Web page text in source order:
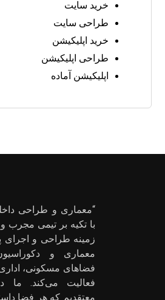
خرید سایت
طراحی سایت
خرید اپلیکیشن
طراحی اپلیکیشن
اپلیکیشن آماده
“معماری و طراحی
با تکیه بر تیمی مجرب و
زمینه طراحی و اجرای
معماری و
فضاهای مسکونی،
فعالیت می‌کند. ما
معتقدیم که هر فضا